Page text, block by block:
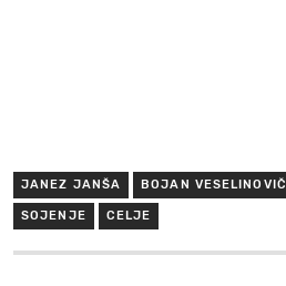
JANEZ JANŠA BOJAN VESELINOVIČ
SOJENJE CELJE